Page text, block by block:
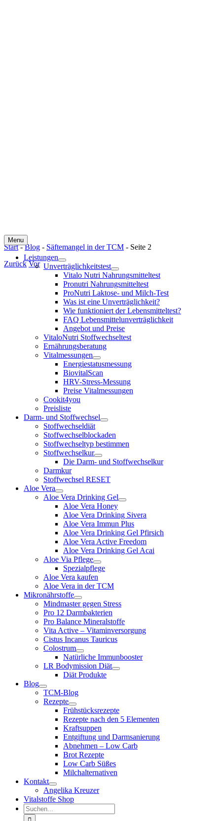
Menu
Leistungen
Unverträglichkeitstest
Vitalo Nutri Nahrungsmitteltest
Pronutri Nahrungsmitteltest
ProNutri Laktose- und Milch-Test
Was ist eine Unverträglichkeit?
Wie funktioniert der Lebensmitteltest?
FAQ Lebensmittelunverträglichkeit
Angebot und Preise
VitaloNutri Stoffwechseltest
Ernährungsberatung
Vitalmessungen
Energiestatusmessung
BiovitalScan
HRV-Stress-Messung
Preise Vitalmessungen
Cookit4you
Preisliste
Darm- und Stoffwechsel
Stoffwechseldiät
Stoffwechselblockaden
Stoffwechseltyp bestimmen
Stoffwechselkur
Die Darm- und Stoffwechselkur
Darmkur
Stoffwechsel RESET
Aloe Vera
Aloe Vera Drinking Gel
Aloe Vera Honey
Aloe Vera Drinking Sivera
Aloe Vera Immun Plus
Aloe Vera Drinking Gel Pfirsich
Aloe Vera Active Freedom
Aloe Vera Drinking Gel Acai
Aloe Via Pflege
Spezialpflege
Aloe Vera kaufen
Aloe Vera in der TCM
Mikronährstoffe
Mindmaster gegen Stress
Pro 12 Darmbakterien
Pro Balance Mineralstoffe
Vita Active – Vitaminversorgung
Cistus Incanus Tauricus
Colostrum
Natürliche Immunbooster
LR Bodymission Diät
Diät Produkte
Blog
TCM-Blog
Rezepte
Frühstücksrezepte
Rezepte nach den 5 Elementen
Kraftsuppen
Entgiftung und Darmsanierung
Abnehmen – Low Carb
Brot Rezepte
Low Carb Süßes
Milchalternativen
Kontakt
Angelika Kreuzer
Vitalstoffe Shop
Suche
nach:
Start-Blog - Säftemangel in der TCM - Seite 2
Zurück Vor